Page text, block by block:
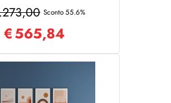
Sconto 55.6%
€565,84